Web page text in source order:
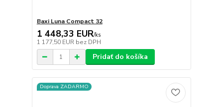
Baxi Luna Compact 32
1 448,33 EUR/ks
1 177,50 EUR bez DPH
Pridať do košíka
Doprava ZADARMO